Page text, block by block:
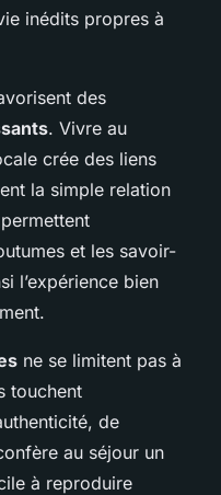
inédits propres à
des
. Vivre au
crée des liens
la simple relation
et les savoir-
l’expérience bien
ne se limitent pas à
touchent
de
au séjour un
à reproduire